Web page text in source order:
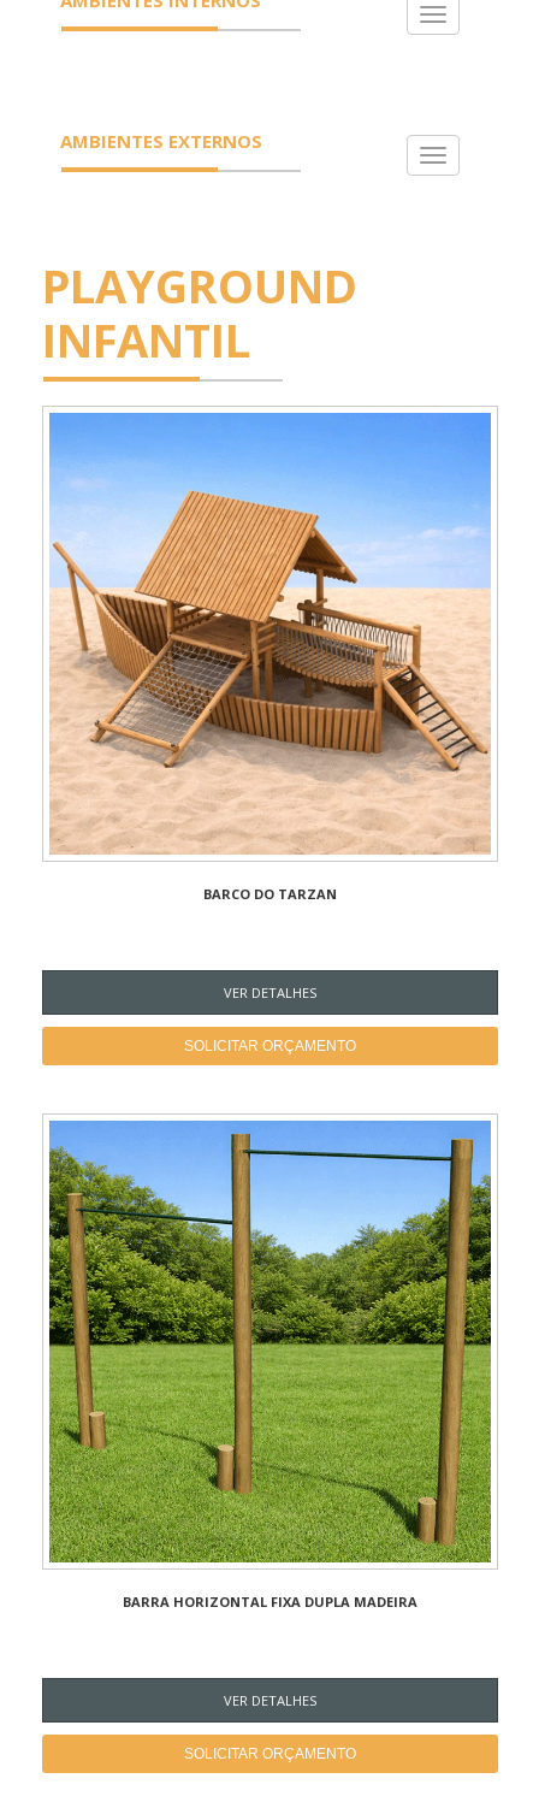
Toggle
AMBIENTES EXTERNOS
Toggle
PLAYGROUND
INFANTIL
BARCO DO TARZAN
VER DETALHES
SOLICITAR ORÇAMENTO
BARRA HORIZONTAL FIXA DUPLA MADEIRA
VER DETALHES
SOLICITAR ORÇAMENTO